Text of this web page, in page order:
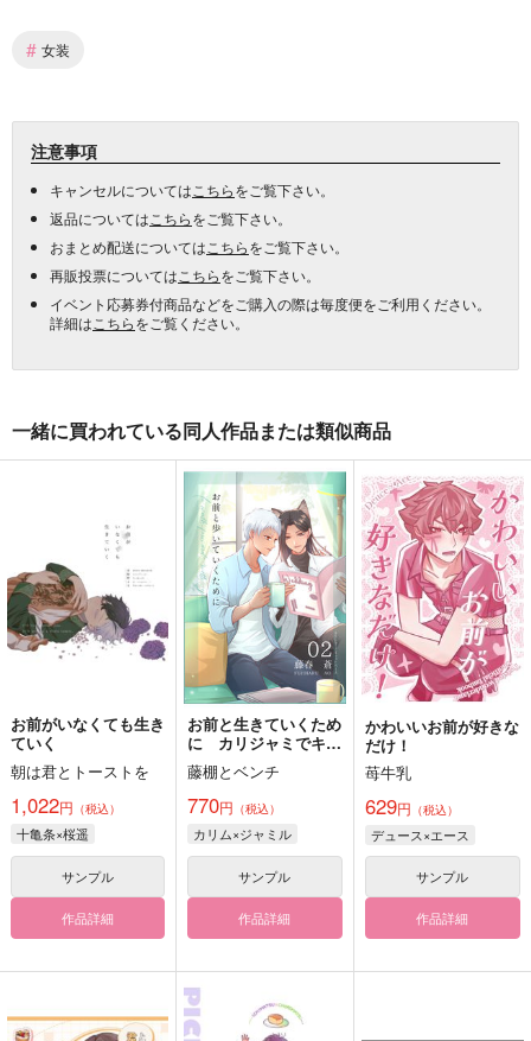
# 女装
注意事項
キャンセルについては こちらをご覧下さい。
返品については こちらをご覧下さい。
おまとめ配送については こちらをご覧下さい。
再販投票については こちらをご覧下さい。
イベント応募券付商品などをご購入の際は毎度便をご利用ください。
詳細は こちらをご覧ください。
一緒に買われている同人作品または類似商品
お前がいなくても生き
ていく
朝は君とトーストを
1,022円 （税込）
十亀条×桜遥
サンプル
作品詳細
お前と生きていくため
に カリジャミでキャ
ットバース 2
藤棚とベンチ
770円 （税込）
カリム×ジャミル
サンプル
作品詳細
かわいいお前が好きな
だけ！
苺牛乳
629円 （税込）
デュース×エース
サンプル
作品詳細